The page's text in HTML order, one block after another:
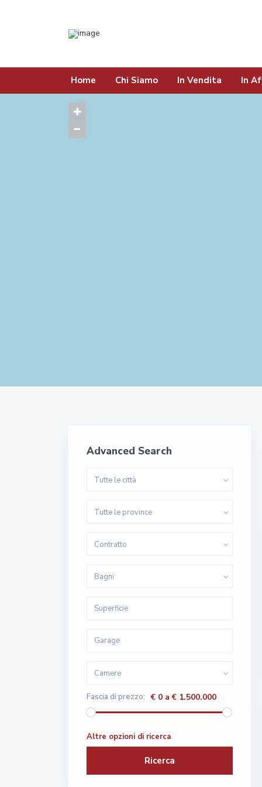
Home Chi Siamo In Vendita In
Vendita
Advanced Search
Tutte le città
Tutte le province
Contratto
Bagni
Camere
Fascia di prezzo: € 0 a € 1.500.000
Altre opzioni di ricerca
Ricerca